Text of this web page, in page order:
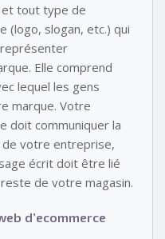
tout type de
(logo, slogan, etc.) qui
Elle comprend
lequel les gens
marque. Votre
doit communiquer la
votre entreprise,
écrit doit être lié
de votre magasin.
d’ecommerce